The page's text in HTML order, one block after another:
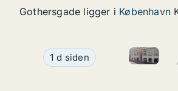
Gothersgade ligger i København
Ca. 85 m2 andelsbolig til
1 d siden Ca. 85